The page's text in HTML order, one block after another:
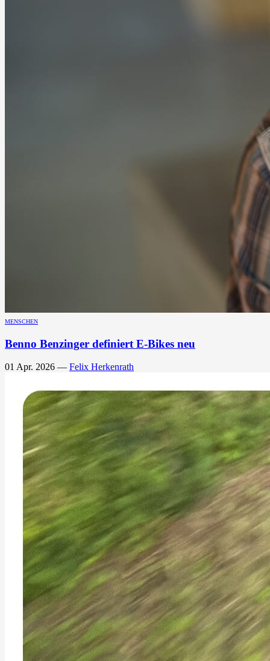
MENSCHEN
Benno Benzinger definiert E-Bikes neu
01 Apr. 2026 — Felix Herkenrath